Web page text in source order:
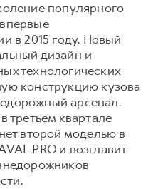
популярного
в 2015 году. Новый
дизайн и
технологических
конструкцию кузова
арсенал.
третьем квартале
второй моделью в
PRO и возглавит